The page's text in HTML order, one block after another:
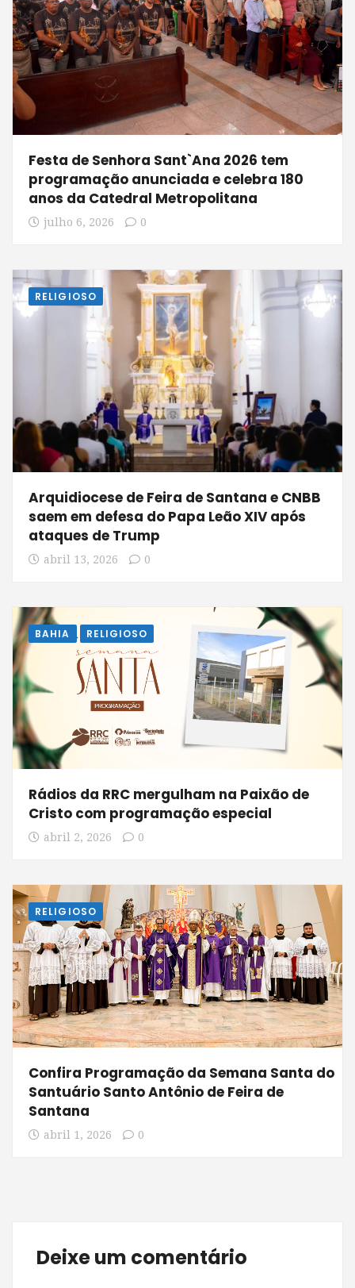
Festa de Senhora Sant`Ana 2026 tem
programação anunciada e celebra 180
anos da Catedral Metropolitana
julho 6, 2026 0
RELIGIOSO
Arquidiocese de Feira de Santana e CNBB
saem em defesa do Papa Leão XIV após
ataques de Trump
abril 13, 2026 0
BAHIA RELIGIOSO
Rádios da RRC mergulham na Paixão de
Cristo com programação especial
abril 2, 2026 0
RELIGIOSO
Confira Programação da Semana Santa do
Santuário Santo Antônio de Feira de
Santana
abril 1, 2026 0
Deixe um comentário